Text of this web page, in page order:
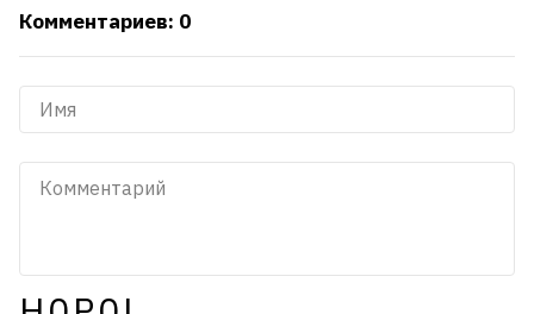
Комментариев: 0